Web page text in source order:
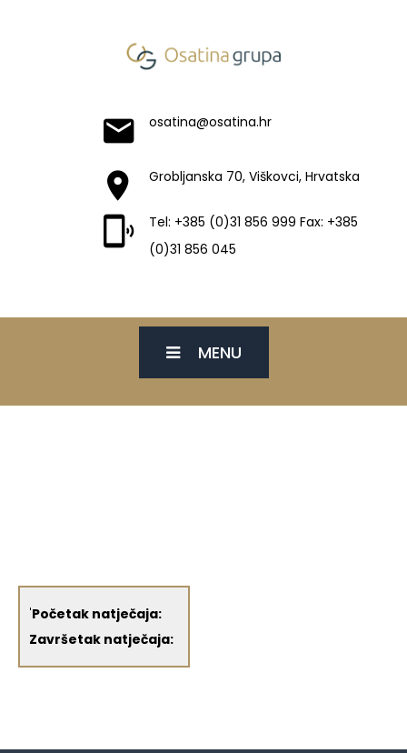
osatina@osatina.hr
Grobljanska 70, Viškovci, Hrvatska
Tel: +385 (0)31 856 999 Fax: +385
(0)31 856 045
MENU
'Početak natječaja:
Završetak natječaja: